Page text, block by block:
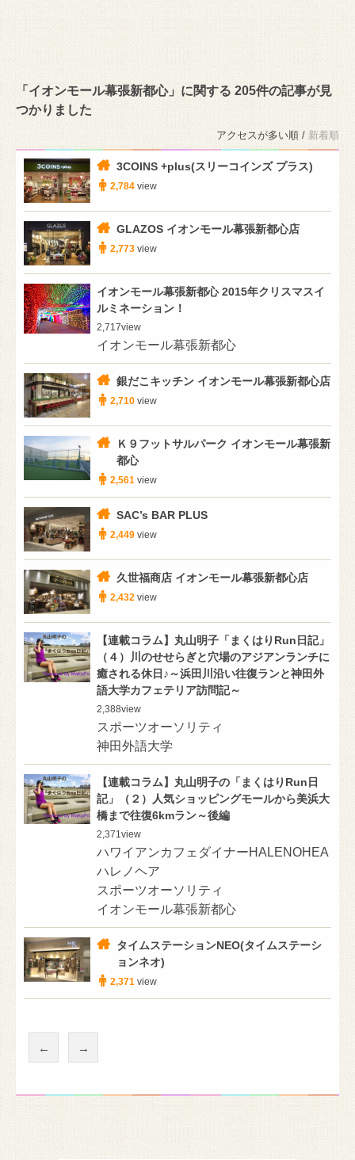
「イオンモール幕張新都心」に関する 205件の記事が見
つかりました
アクセスが多い順 / 新着順
3COINS +plus(スリーコインズ プラス)
2,784 view
GLAZOS イオンモール幕張新都心店
2,773 view
イオンモール幕張新都心 2015年クリスマスイ
ルミネーション！
2,717view
イオンモール幕張新都心
銀だこキッチン イオンモール幕張新都心店
2,710 view
Ｋ９フットサルパーク イオンモール幕張新
都心
2,561 view
SAC’s BAR PLUS
2,449 view
久世福商店 イオンモール幕張新都心店
2,432 view
【連載コラム】丸山明子「まくはりRun日記」
（４）川のせせらぎと穴場のアジアンランチに
癒される休日♪～浜田川沿い往復ランと神田外
語大学カフェテリア訪問記～
2,388view
スポーツオーソリティ
神田外語大学
【連載コラム】丸山明子の「まくはりRun日
記」（２）人気ショッピングモールから美浜大
橋まで往復6kmラン～後編
2,371 view
ハワイアンカフェダイナーHALENOHEA
ハレノヘア
スポーツオーソリティ
イオンモール幕張新都心
タイムステーションNEO(タイムステーシ
ョンネオ)
2,371 view
← →